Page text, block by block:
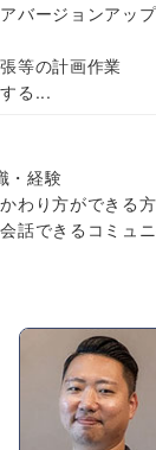
バージョンアップ
等の計画作業
る...
・経験
わり方ができる方
話できるコミュ